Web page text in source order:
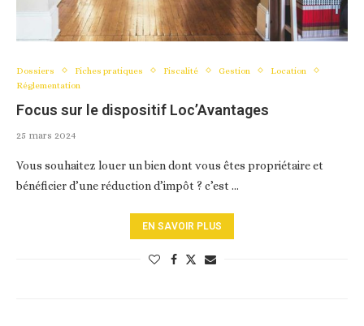
Dossiers Fiches pratiques Fiscalité Gestion
Location
Réglementation
Focus sur le dispositif Loc’Avantages
25 mars 2024
Vous souhaitez louer un bien dont vous êtes propriétaire et
bénéficier d’une réduction d’impôt ? c’est …
EN SAVOIR PLUS